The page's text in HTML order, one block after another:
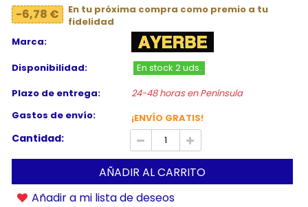
-6,78 €
En tu próxima compra como premio a tu
fidelidad
Marca:
Disponibilidad:
En stock 2 uds.
Plazo de entrega:
24-48 horas en Península
Gastos de envío:
¡ENVÍO GRATIS!
Cantidad:
AÑADIR AL CARRITO
Añadir a mi lista de deseos